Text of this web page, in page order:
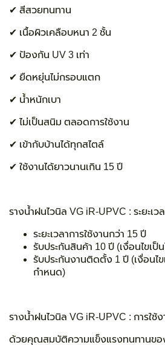
✔ สีสวยทนทาน
✔ เนื้อผิวเคลือบหนา 2 ชั้น
✔ ป้องกัน UV 3 เท่า
✔ ยืดหยุ่นไม่กรอบแตก
✔ น้ำหนักเบา
✔ ไม่เป็นสนิม ตลอดการใช้งาน
✔ เข้ากับบ้านได้ทุกสไตล์
✔ ใช้งานได้ยาวนานเกิน 15 ปี
รางน้ำฝนไวนิล VG iR-UPVC : ระยะเว
ระยะเวลาการใช้งานกว่า 15 ปี
รับประกันสินค้า 10 ปี (เงื่อนไขเ
รับประกันงานติดตั้ง 1 ปี (เงื่อนไ
กำหนด)
รางน้ำฝนไวนิล VG iR-UPVC : การใช้
ด้วยคุณสมบัติความแข็งแรงทนทานขอ